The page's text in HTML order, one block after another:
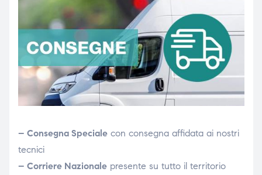
– Consegna Specialecon consegna affidata ai nostri
tecnici
– Corriere Nazionalepresente su tutto il territorio